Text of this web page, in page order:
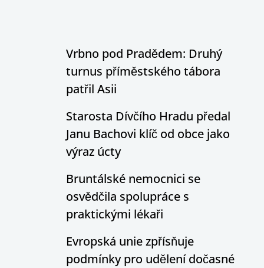
Vrbno pod Pradědem: Druhý
turnus příměstského tábora
patřil Asii
Starosta Dívčího Hradu předal
Janu Bachovi klíč od obce jako
výraz úcty
Bruntálské nemocnici se
osvědčila spolupráce s
praktickými lékaři
Evropská unie zpřísňuje
podmínky pro udělení dočasné